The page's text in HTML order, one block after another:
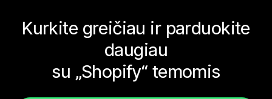
Kurkite greičiau ir parduokite
daugiau
su „Shopify“ temomis